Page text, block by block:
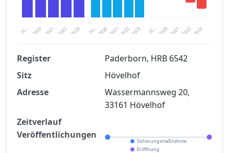
20… 2021 2023
2020 2022 20… 2021 2023
2020 2022 20… 2021 2023
2020 2022
Finanzkennzahlen nach kostenloser
Registrierung verfügbar
Jetzt kostenlos registrieren
Register
Paderborn, HRB 6542
Sitz
Hövelhof
Adresse
Wassermannsweg 20,
33161 Hövelhof
Zeitverlauf
Veröffentlichungen
Sicherungsmaßnahme
Eröffnung